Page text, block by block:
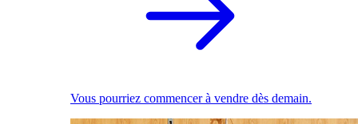
Vous pourriez commencer à vendre dès demain.